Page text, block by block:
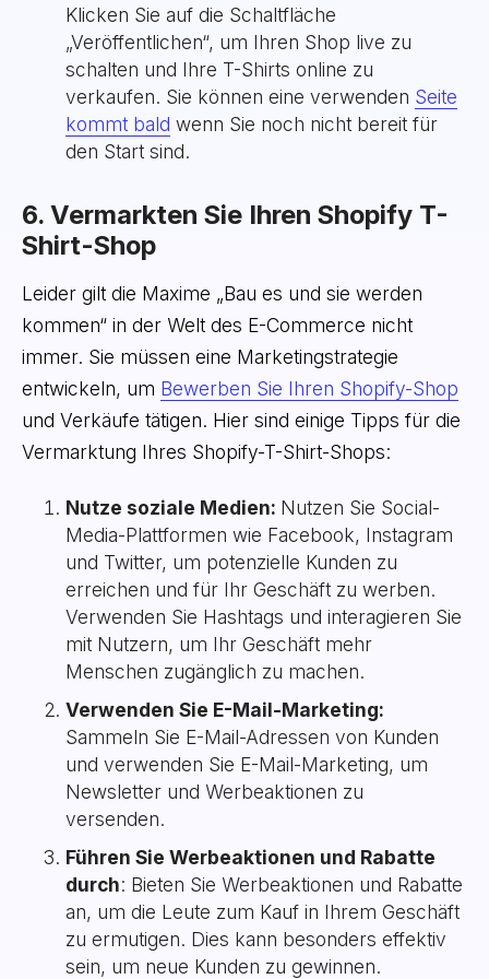
Klicken Sie auf die Schaltfläche
„Veröffentlichen“, um Ihren Shop live zu
schalten und Ihre T-Shirts online zu
verkaufen. Sie können eine verwenden Seite
kommt bald wenn Sie noch nicht bereit für
den Start sind.
6. Vermarkten Sie Ihren Shopify T-
Shirt-Shop
Leider gilt die Maxime „Bau es und sie werden
kommen“ in der Welt des E-Commerce nicht
immer. Sie müssen eine Marketingstrategie
entwickeln, um Bewerben Sie Ihren Shopify-Shop
und Verkäufe tätigen. Hier sind einige Tipps für die
Vermarktung Ihres Shopify-T-Shirt-Shops:
Nutze soziale Medien: Nutzen Sie Social-
Media-Plattformen wie Facebook, Instagram
und Twitter, um potenzielle Kunden zu
erreichen und für Ihr Geschäft zu werben.
Verwenden Sie Hashtags und interagieren Sie
mit Nutzern, um Ihr Geschäft mehr
Menschen zugänglich zu machen.
Verwenden Sie E-Mail-Marketing:
Sammeln Sie E-Mail-Adressen von Kunden
und verwenden Sie E-Mail-Marketing, um
Newsletter und Werbeaktionen zu
versenden.
Führen Sie Werbeaktionen und Rabatte
durch: Bieten Sie Werbeaktionen und Rabatte
an, um die Leute zum Kauf in Ihrem Geschäft
zu ermutigen. Dies kann besonders effektiv
sein, um neue Kunden zu gewinnen.